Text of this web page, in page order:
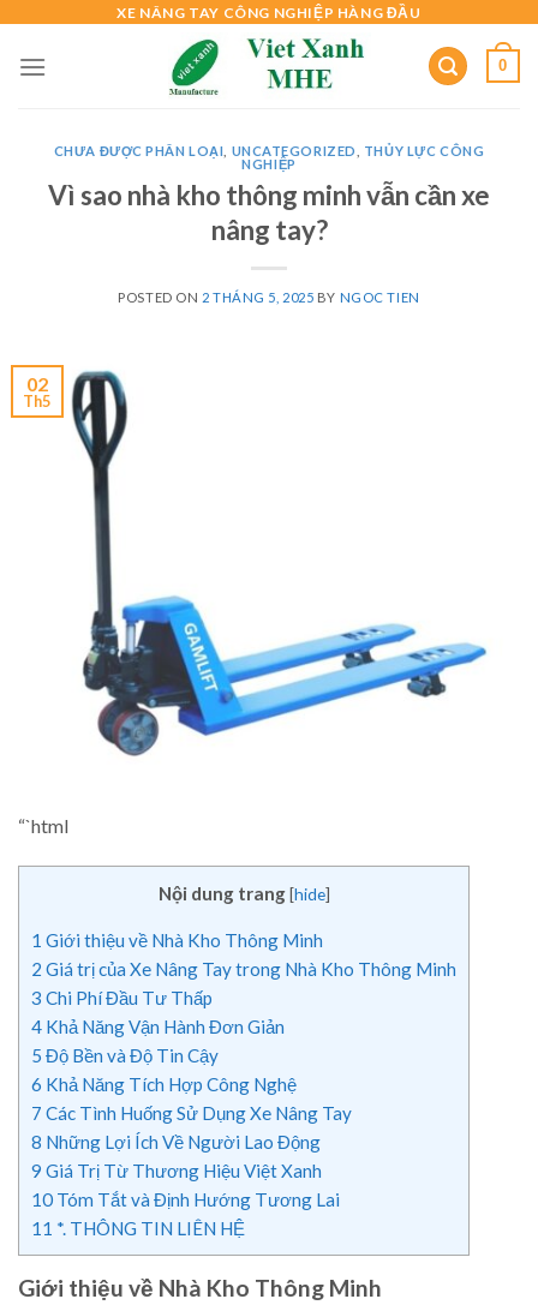
content
XE NÂNG TAY CÔNG NGHIỆP HÀNG ĐẦU
0
CHƯA ĐƯỢC PHÂN LOẠI UNCATEGORIZED
THỦY LỰC CÔNG
NGHIỆP
Vì sao nhà kho thông minh vẫn cần xe
nâng tay?
POSTED ON 2 THÁNG 5, 2025 BY NGOC TIEN
02
Th5
“`html
Nội dung trang [hide]
1 Giới thiệu về Nhà Kho Thông Minh
2 Giá trị của Xe Nâng Tay trong Nhà Kho Thông Minh
3 Chi Phí Đầu Tư Thấp
4 Khả Năng Vận Hành Đơn Giản
5 Độ Bền và Độ Tin Cậy
6 Khả Năng Tích Hợp Công Nghệ
7 Các Tình Huống Sử Dụng Xe Nâng Tay
8 Những Lợi Ích Về Người Lao Động
9 Giá Trị Từ Thương Hiệu Việt Xanh
10 Tóm Tắt và Định Hướng Tương Lai
11 *. THÔNG TIN LIÊN HỆ
Giới thiệu về Nhà Kho Thông Minh